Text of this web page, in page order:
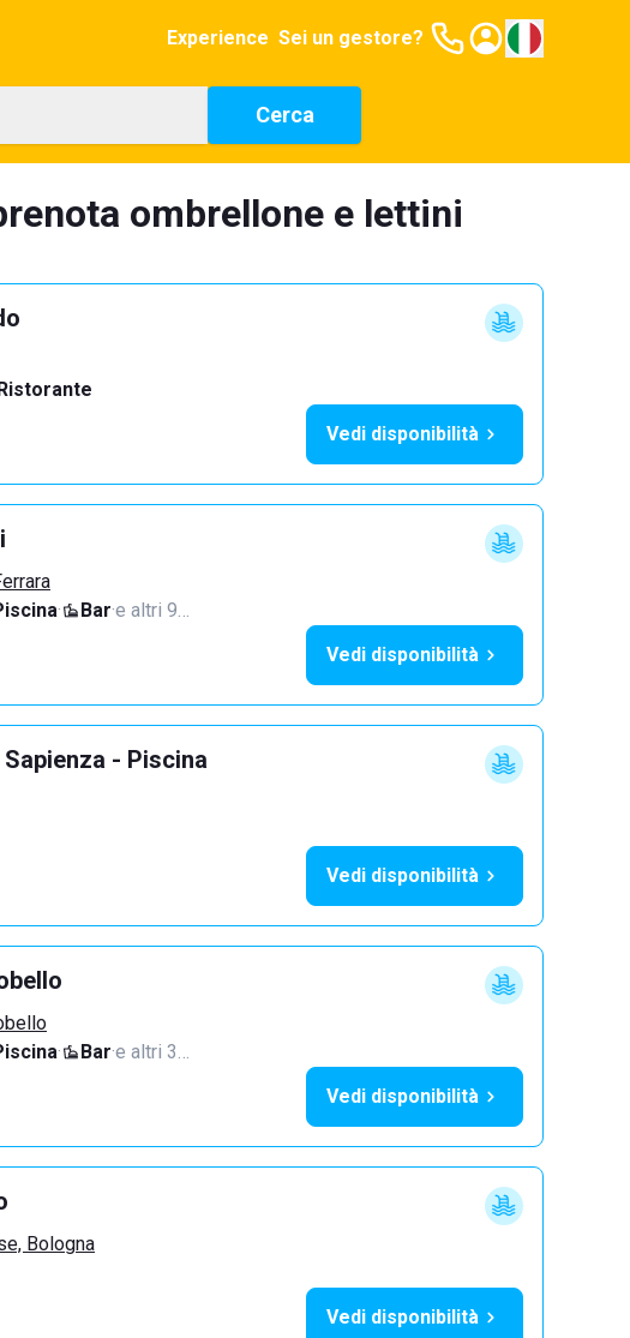
Experience Sei un gestore?
Cerca
ombrellone e lettini
Vedi disponibilità
· Bar·e altri 9…
Vedi disponibilità
- Piscina
Vedi disponibilità
· Bar·e altri 3…
Vedi disponibilità
Bologna
Vedi disponibilità